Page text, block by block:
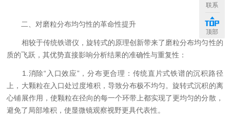
二、对磨粒分布均匀性的革命性提升
相较于传统铁谱仪，旋转式的原理创新带来了磨粒分布均匀性的
质的飞跃，其优势直接影响分析结果的准确性与重复性：
1.消除“入口效应”，分布更合理：传统直片式铁谱的沉积路径
上，大颗粒在入口处过度堆积，导致分布极不均匀。旋转式沉积的离
心铺展作用，使颗粒在径向的每一个环带上都实现了更均匀的分散，
避免了局部堆积，使显微镜观察视野更具代表性。
联系
顶部